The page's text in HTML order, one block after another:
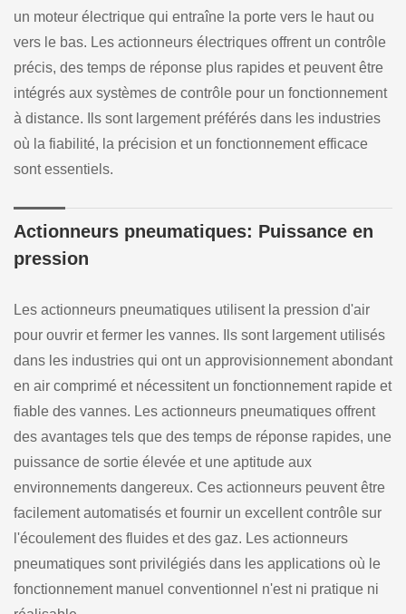
un moteur électrique qui entraîne la porte vers le haut ou
vers le bas. Les actionneurs électriques offrent un contrôle
précis, des temps de réponse plus rapides et peuvent être
intégrés aux systèmes de contrôle pour un fonctionnement
à distance. Ils sont largement préférés dans les industries
où la fiabilité, la précision et un fonctionnement efficace
sont essentiels.
Actionneurs pneumatiques: Puissance en
pression
Les actionneurs pneumatiques utilisent la pression d'air
pour ouvrir et fermer les vannes. Ils sont largement utilisés
dans les industries qui ont un approvisionnement abondant
en air comprimé et nécessitent un fonctionnement rapide et
fiable des vannes. Les actionneurs pneumatiques offrent
des avantages tels que des temps de réponse rapides, une
puissance de sortie élevée et une aptitude aux
environnements dangereux. Ces actionneurs peuvent être
facilement automatisés et fournir un excellent contrôle sur
l'écoulement des fluides et des gaz. Les actionneurs
pneumatiques sont privilégiés dans les applications où le
fonctionnement manuel conventionnel n'est ni pratique ni